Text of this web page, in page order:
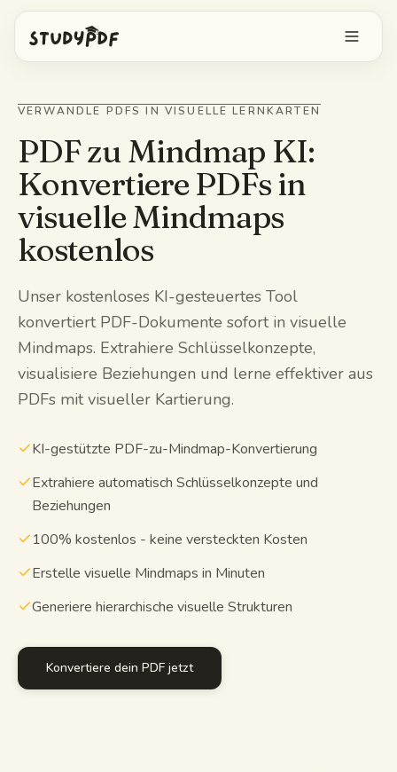
Anmelden
Funktionen
Bo alles fragen
Image Occlusion
Probeprüfungen
Mindmaps
KI-Quiz
Kostenlose Tools
Mobile App
VERWANDLE PDFS IN VISUELLE LERNKARTEN
PDF zu Mindmap KI:
Konvertiere PDFs in
visuelle Mindmaps
kostenlos
Unser kostenloses KI-gesteuertes Tool
konvertiert PDF-Dokumente sofort in visuelle
Mindmaps. Extrahiere Schlüsselkonzepte,
visualisiere Beziehungen und lerne effektiver aus
PDFs mit visueller Kartierung.
KI-gestützte PDF-zu-Mindmap-Konvertierung
Extrahiere automatisch Schlüsselkonzepte und
Beziehungen
100% kostenlos - keine versteckten Kosten
Erstelle visuelle Mindmaps in Minuten
Generiere hierarchische visuelle Strukturen
Konvertiere dein PDF jetzt